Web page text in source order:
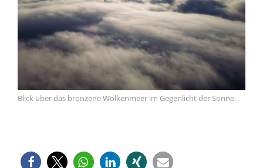
Blick über das bronzene Wolkenmeer im Gegenlicht der Sonne.